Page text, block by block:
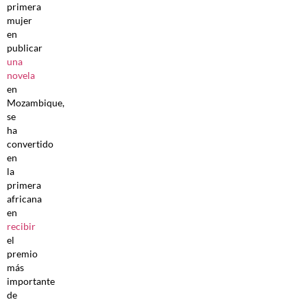
primera
mujer
en
publicar
una
novela
en
Mozambique,
se
ha
convertido
en
la
primera
africana
en
recibir
el
premio
más
importante
de